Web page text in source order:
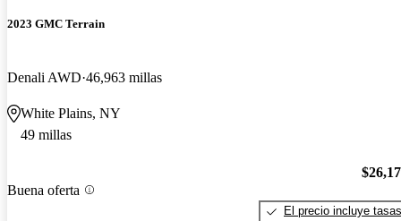
2023 GMC Terrain
Denali AWD 46,963 millas
White Plains, NY
49 millas
Buena oferta
El precio incluye tasas